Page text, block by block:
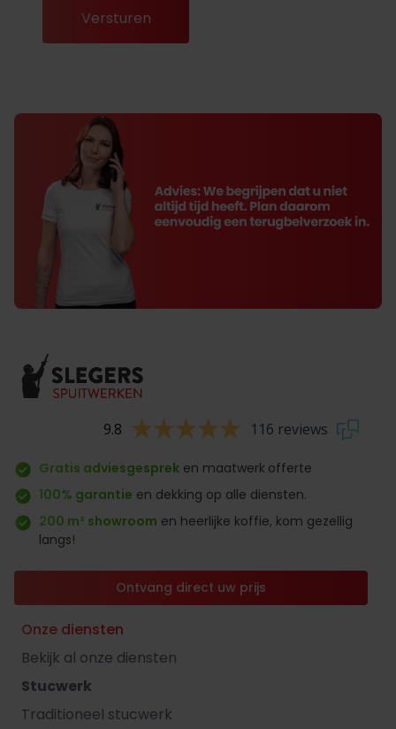
9.8 116 reviews
Gratis adviesgesprek en maatwerk offerte
100% garantie en dekking op alle diensten.
200 m² showroom en heerlijke koffie, kom gezellig
langs!
Ontvang direct uw prijs
Onze diensten
Bekijk al onze diensten
Stucwerk
Traditioneel stucwerk